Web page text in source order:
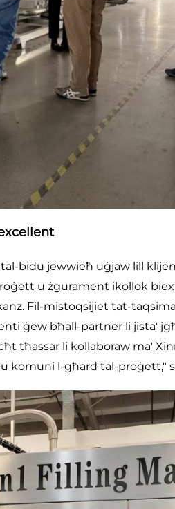
bidu jewwieħ uġjaw lill
u żgurament ikollok
Fil-mistoqsijiet tat-
ġew bħall-partner li jista'
tħassar li kollaboraw ma'
komuni l-għard tal-proġett,"